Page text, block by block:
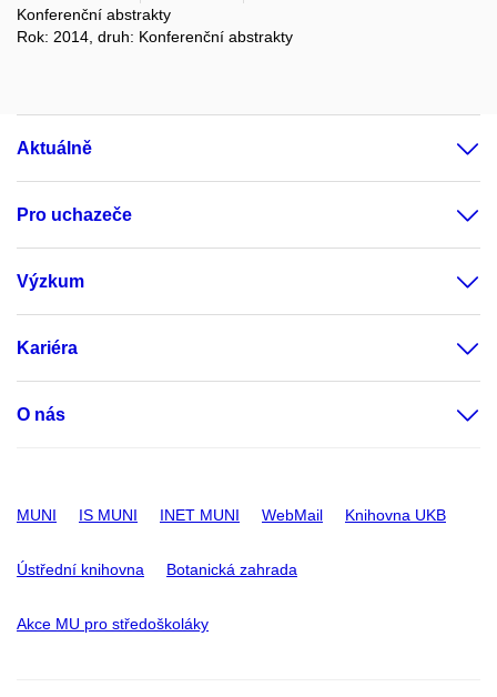
Konferenční abstrakty
Rok: 2014, druh: Konferenční abstrakty
Aktuálně
Pro uchazeče
Výzkum
Kariéra
O nás
MUNI IS MUNI INET MUNI WebMail Knihovna UKB
Ústřední knihovna Botanická zahrada
Akce MU pro středoškoláky